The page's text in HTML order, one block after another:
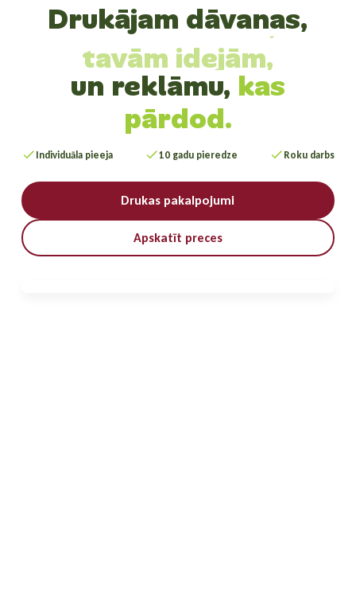
Drukājam dāvanas,
tavām idejām,
un reklāmu, kas
pārdod.
Individuāla pieeja 10 gadu pieredze Roku darbs
Drukas pakalpojumi
Apskatīt preces